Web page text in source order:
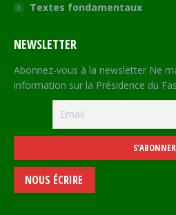
Textes fondamentaux
NEWSLETTER
Abonnez-vous à la newsletter Ne
information sur la Présidence du
NOUS ÉCRIRE